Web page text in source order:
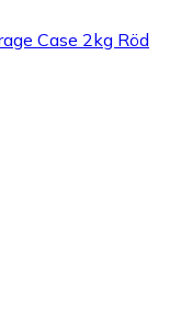
Case 2kg Röd